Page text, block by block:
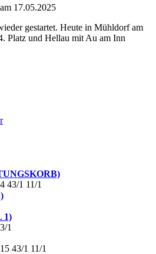
17.05.2025
gestartet. Heute in Mühldorf am
Platz und Hellau mit Au am Inn
43/1 11/1
1)
1
15 43/1 11/1